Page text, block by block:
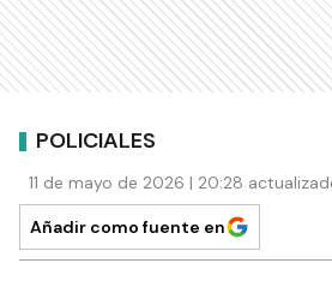
POLICIALES
11 de mayo de 2026 | 20:28
Añadir como fuente en